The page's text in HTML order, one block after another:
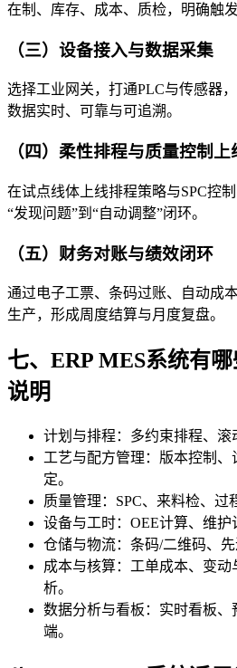
在制、库存、成本、质检，明确触
（三）设备接入与数据采集
选择工业网关，打通PLC与传感器
数据实时、可靠与可追溯。
（四）柔性排程与质量控制上
在试点线体上线排程策略与SPC控
“发现问题”到“自动调整”闭环。
（五）财务对账与绩效闭环
通过电子工票、条码过账、自动成
生产，形成周度结算与月度复盘。
七、ERP MES系统有
说明
计划与排程：多约束排程、滚
工艺与配方管理：版本控制
定。
质量管理：SPC、来料检、过
设备与工时：OEE计算、维护
仓储与物流：条码/二维码、先
成本与核算：工单成本、变
析。
数据分析与看板：实时看板
端。